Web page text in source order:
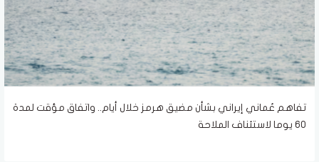
تفاهم عُماني إيراني بشأن مضيق هرمز خلال أيام.. واتفاق مؤقت لمدة
60 يوما لاستئناف الملاحة